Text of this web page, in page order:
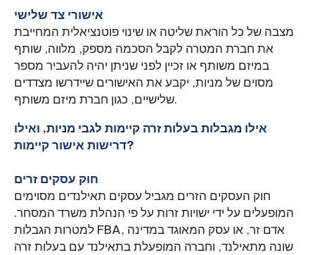
אישורי צד שלישי
מצבה של כל הוראת שליטה או שינוי פוטנציאלית המחייבת
את חברת המטרה לקבל הסכמה מספק, מלווה, שותף
במיזם משותף או זכיין לפני שניתן יהיה להעביר מספר
מסוים של מניות, יקבע את האישורים שיידרשו מצדדים
שלישיים, כגון חברת מיזם משותף.
אילו מגבלות בעלות זרה קיימות לגבי מניות, ואילו
דרישות אישור קיימות?
חוק עסקים זרים
חוק העסקים הזרים מגביל עסקים תאילנדים מסוימים
המופעלים על ידי ישויות זרות על פי הנהלת משרד המסחר.
למטרות הגבלות FBA, אדם זר, או עסק המאוגד במדינה
שונה מתאילנד, וחברה המופעלת בתאילנד עם בעלות זרה